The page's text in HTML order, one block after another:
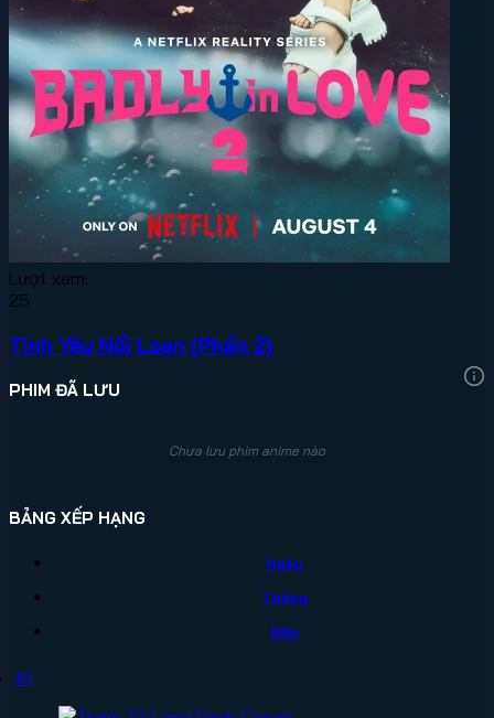
Lượt xem:
25
Tình Yêu Nổi Loạn (Phần 2)
PHIM ĐÃ LƯU
Chưa lưu phim anime nào
BẢNG XẾP HẠNG
Ngày
Tháng
Năm
#1